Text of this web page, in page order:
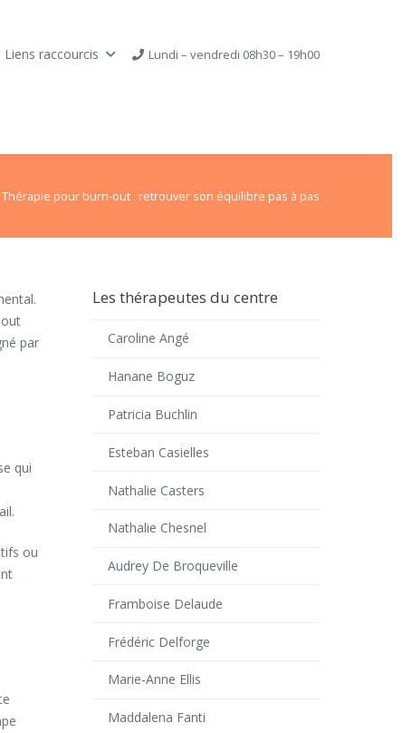
Liens raccourcis Lundi – vendredi 08h30 – 19h00
Thérapie pour burn-out : retrouver son équilibre pas à pas
par
qui
ou
Les thérapeutes du centre
Caroline Angé
Hanane Boguz
Patricia Buchlin
Esteban Casielles
Nathalie Casters
Nathalie Chesnel
Audrey De Broqueville
Framboise Delaude
Frédéric Delforge
Marie-Anne Ellis
Maddalena Fanti